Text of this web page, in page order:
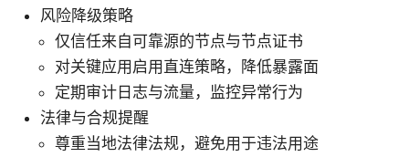
风险降级策略
仅信任来自可靠源的节点与节点证书
对关键应用启用直连策略，降低暴露面
定期审计日志与流量，监控异常行为
法律与合规提醒
尊重当地法律法规，避免用于违法用途